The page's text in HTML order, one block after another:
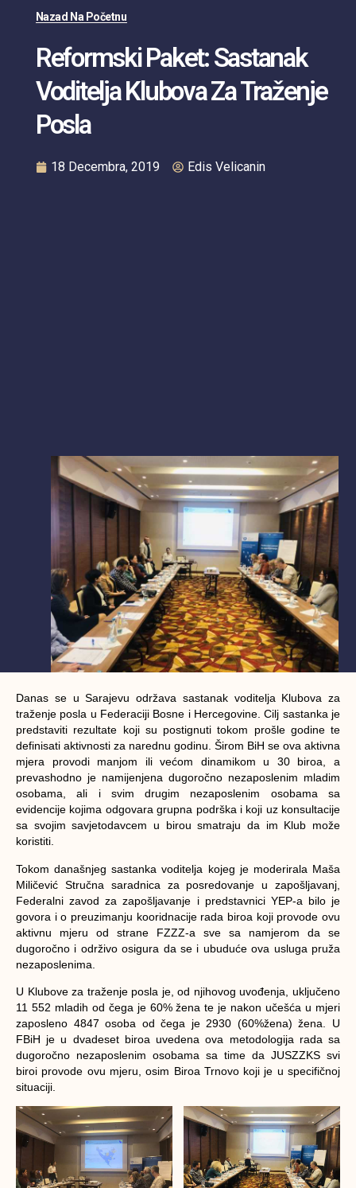
Nazad Na Početnu
Reformski Paket: Sastanak
Voditelja Klubova Za Traženje
Posla
18 Decembra, 2019 Edis Velicanin
Danas se u Sarajevu održava sastanak voditelja Klubova za
traženje posla u Federaciji Bosne i Hercegovine. Cilj sastanka je
predstaviti rezultate koji su postignuti tokom prošle godine te
definisati aktivnosti za narednu godinu. Širom BiH se ova aktivna
mjera provodi manjom ili većom dinamikom u 30 biroa, a
prevashodno je namijenjena dugoročno nezaposlenim mladim
osobama, ali i svim drugim nezaposlenim osobama sa
evidencije kojima odgovara grupna podrška i koji uz konsultacije
sa svojim savjetodavcem u birou smatraju da im Klub može
koristiti.
Tokom današnjeg sastanka voditelja kojeg je moderirala Maša
Miličević Stručna saradnica za posredovanje u zapošljavanj,
Federalni zavod za zapošljavanje i predstavnici YEP-a bilo je
govora i o preuzimanju kooridnacije rada biroa koji provode ovu
aktivnu mjeru od strane FZZZ-a sve sa namjerom da se
dugoročno i održivo osigura da se i ubuduće ova usluga pruža
nezaposlenima.
U Klubove za traženje posla je, od njihovog uvođenja, uključeno
11 552 mladih od čega je 60% žena te je nakon učešća u mjeri
zaposleno 4847 osoba od čega je 2930 (60%žena) žena. U
FBiH je u dvadeset biroa uvedena ova metodologija rada sa
dugoročno nezaposlenim osobama sa time da JUSZZKS svi
biroi provode ovu mjeru, osim Biroa Trnovo koji je u specifičnoj
situaciji.